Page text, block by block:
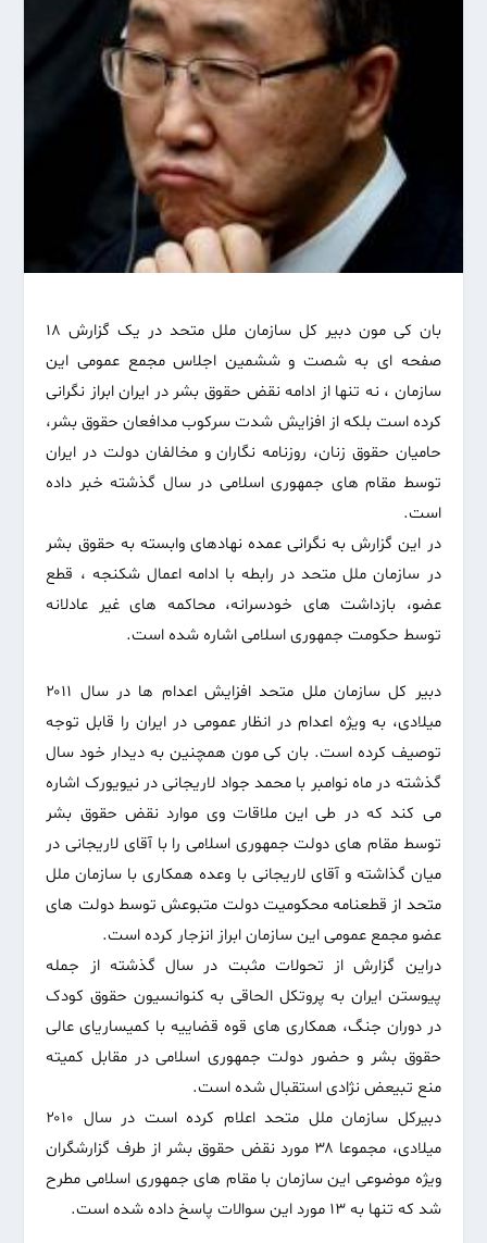
بان کی مون دبیر کل سازمان ملل متحد در یک گزارش ۱۸
صفحه ای به شصت و ششمین اجلاس مجمع عمومی این
سازمان ، نه تنها از ادامه نقض حقوق بشر در ایران ابراز نگرانی
کرده است بلکه از افزایش شدت سرکوب مدافعان حقوق بشر،
حامیان حقوق زنان، روزنامه نگاران و مخالفان دولت در ایران
توسط مقام های جمهوری اسلامی در سال گذشته خبر داده
است.
در این گزارش به نگرانی عمده نهادهای وابسته به حقوق بشر
در سازمان ملل متحد در رابطه با ادامه اعمال شکنجه ، قطع
عضو، بازداشت های خودسرانه، محاکمه های غیر عادلانه
توسط حکومت جمهوری اسلامی اشاره شده است.
دبیر کل سازمان ملل متحد افزایش اعدام ها در سال ۲۰۱۱
میلادی، به ویژه اعدام در انظار عمومی در ایران را قابل توجه
توصیف کرده است. بان کی مون همچنین به دیدار خود سال
گذشته در ماه نوامبر با محمد جواد لاریجانی در نیویورک اشاره
می کند که در طی این ملاقات وی موارد نقض حقوق بشر
توسط مقام های دولت جمهوری اسلامی را با آقای لاریجانی در
میان گذاشته و آقای لاریجانی با وعده همکاری با سازمان ملل
متحد از قطعنامه محکومیت دولت متبوعش توسط دولت های
عضو مجمع عمومی این سازمان ابراز انزجار کرده است.
دراین گزارش از تحولات مثبت در سال گذشته از جمله
پیوستن ایران به پروتکل الحاقی به کنوانسیون حقوق کودک
در دوران جنگ، همکاری های قوه قضاییه با کمیساریای عالی
حقوق بشر و حضور دولت جمهوری اسلامی در مقابل کمیته
منع تبیعض نژادی استقبال شده است.
دبیرکل سازمان ملل متحد اعلام کرده است در سال ۲۰۱۰
میلادی، مجموعا ۳۸ مورد نقض حقوق بشر از طرف گزارشگران
ویژه موضوعی این سازمان با مقام های جمهوری اسلامی مطرح
شد که تنها به ۱۳ مورد این سوالات پاسخ داده شده است.